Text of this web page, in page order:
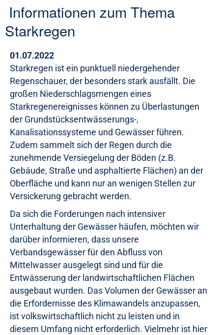
Informationen zum Thema
Starkregen
01.07.2022
Starkregen ist ein punktuell niedergehender
Regenschauer, der besonders stark ausfällt. Die
großen Niederschlagsmengen eines
Starkregenereignisses können zu Überlastungen
der Grundstücksentwässerungs-,
Kanalisationssysteme und Gewässer führen.
Zudem sammelt sich der Regen durch die
zunehmende Versiegelung der Böden (z.B.
Gebäude, Straße und asphaltierte Flächen) an der
Oberfläche und kann nur an wenigen Stellen zur
Versickerung gebracht werden.
Da sich die Forderungen nach intensiver
Unterhaltung der Gewässer häufen, möchten wir
darüber informieren, dass unsere
Verbandsgewässer für den Abfluss von
Mittelwasser ausgelegt sind und für die
Entwässerung der landwirtschaftlichen Flächen
ausgebaut wurden. Das Volumen der Gewässer an
die Erfordernisse des Klimawandels anzupassen,
ist volkswirtschaftlich nicht zu leisten und in
diesem Umfang nicht erforderlich. Vielmehr ist hier